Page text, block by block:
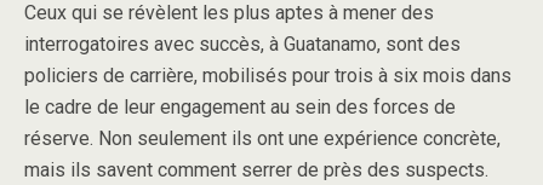
Ceux qui se révèlent les plus aptes à mener des
interrogatoires avec succès, à Guatanamo, sont des
policiers de carrière, mobilisés pour trois à six mois dans
le cadre de leur engagement au sein des forces de
réserve. Non seulement ils ont une expérience concrète,
mais ils savent comment serrer de près des suspects.